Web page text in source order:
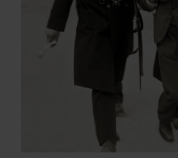
ANNONSERA I F&F